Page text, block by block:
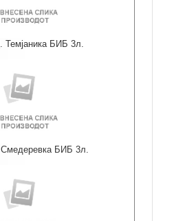
Темјаника БИБ 3л.
БИБ 3л.